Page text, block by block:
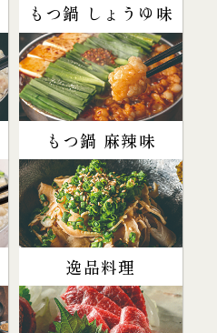
もつ鍋 しょうゆ味
もつ鍋 麻辣味
逸品料理